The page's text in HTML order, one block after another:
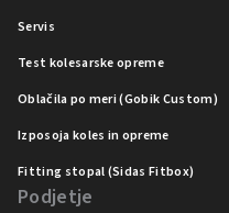
Servis
Test kolesarske opreme
Oblačila po meri (Gobik Custom)
Izposoja koles in opreme
Fitting stopal (Sidas Fitbox)
Podjetje